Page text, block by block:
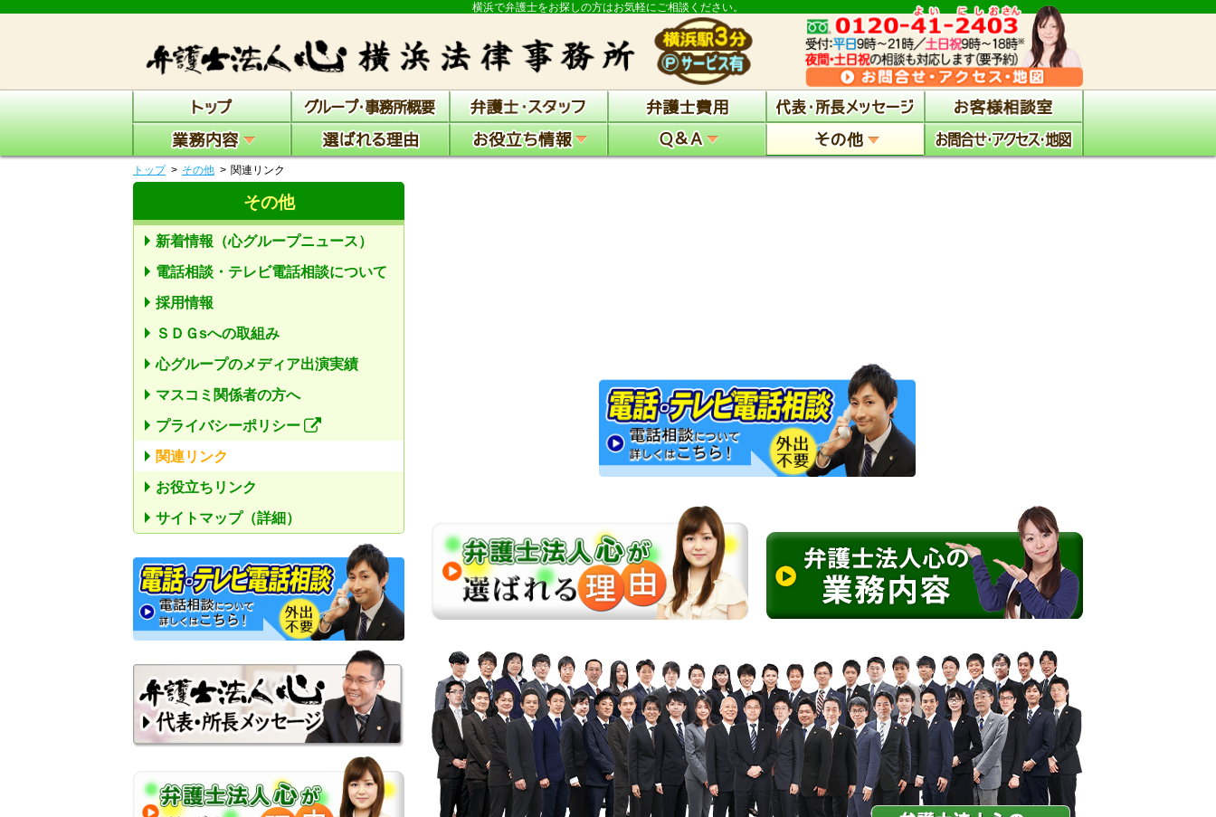
横浜で弁護士をお探しの方はお気軽にご相談ください。
トップ その他 関連リンク
その他
新着情報（心グループニュース）
電話相談・テレビ電話相談について
採用情報
ＳＤＧsへの取組み
心グループのメディア出演実績
マスコミ関係者の方へ
プライバシーポリシー
関連リンク
お役立ちリンク
サイトマップ（詳細）